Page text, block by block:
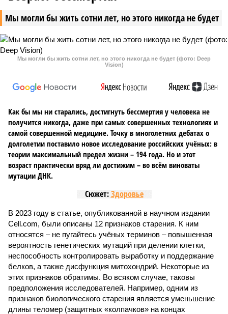
Мы могли бы жить сотни лет, но этого никогда не будет
Мы могли бы жить сотни лет, но этого никогда не будет (фото: Deep
Vision)
Как бы мы ни старались, достигнуть бессмертия у человека не
получится никогда, даже при самых совершенных технологиях и
самой совершенной медицине. Точку в многолетних дебатах о
долголетии поставило новое исследование российских учёных: в
теории максимальный предел жизни – 194 года. Но и этот
возраст практически вряд ли достижим – во всём виноваты
мутации ДНК.
Сюжет:Здоровье
В 2023 году в статье, опубликованной в научном издании
Cell.com, были описаны 12 признаков старения. К ним
относятся – не пугайтесь учёных терминов – повышенная
вероятность генетических мутаций при делении клетки,
неспособность контролировать выработку и поддержание
белков, а также дисфункция митохондрий. Некоторые из
этих признаков обратимы. Во всяком случае, таковы
предположения исследователей. Например, одним из
признаков биологического старения является уменьшение
длины теломер (защитных «колпачков» на концах